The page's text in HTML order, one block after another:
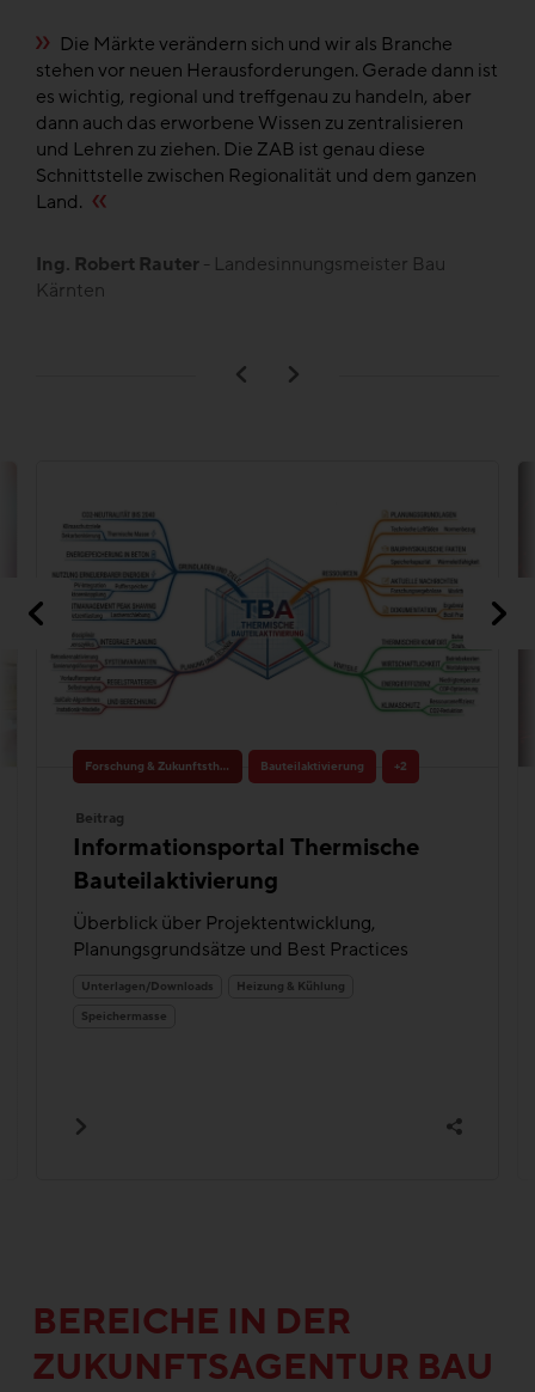
Die Märkte verändern sich und wir als Branche
stehen vor neuen Herausforderungen. Gerade dann ist
es wichtig, regional und treffgenau zu handeln, aber
dann auch das erworbene Wissen zu zentralisieren
und Lehren zu ziehen. Die ZAB ist genau diese
Schnittstelle zwischen Regionalität und dem ganzen
Land.
Ing. Robert Rauter- Landesinnungsmeister Bau
Kärnten
Forschung & Zukunftsthemen Bauteilaktivierung +2
Beitrag
Informationsportal Thermische
Bauteilaktivierung
Überblick über Projektentwicklung,
Planungsgrundsätze und Best Practices
Unterlagen/Downloads
Heizung & Kühlung
Speichermasse
BEREICHE IN DER
ZUKUNFTSAGENTUR BAU